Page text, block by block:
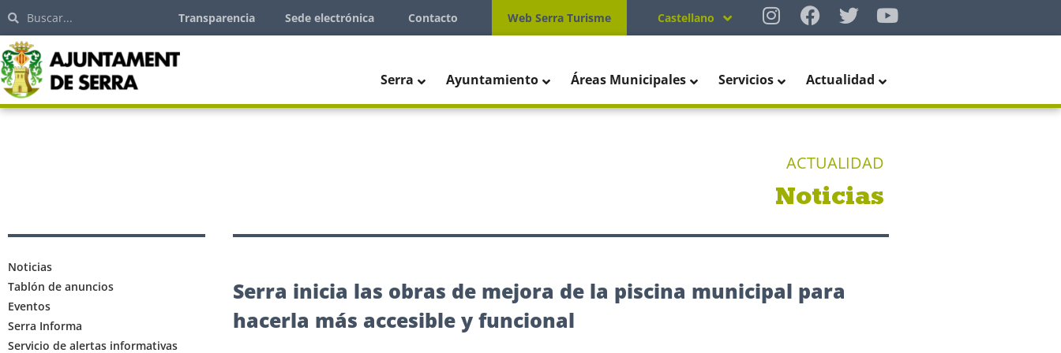
Transparencia Sede electrónica Contacto Web Serra Turisme Castellano
Serra Ayuntamiento Áreas Municipales Servicios Actualidad
ACTUALIDAD
Noticias
Noticias
Tablón de anuncios
Eventos
Serra Informa
Servicio de alertas informativas
Serra inicia las obras de mejora de la piscina municipal para
hacerla más accesible y funcional